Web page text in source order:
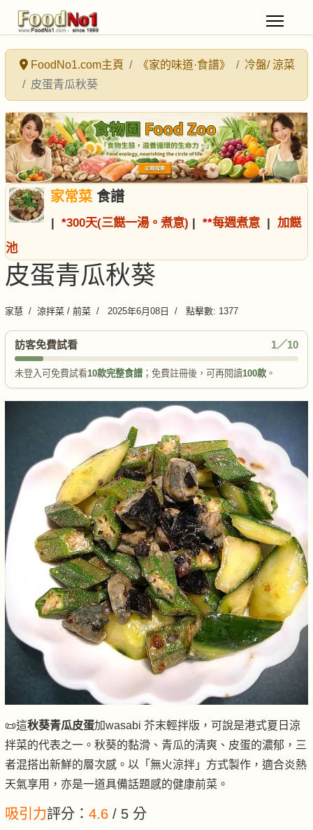
FoodNo1.com主頁 《家的味道·食譜》
冷盤/ 涼菜
皮蛋青瓜秋葵
家常菜食譜
| *300天(三餸一湯。煮意) | **每週煮意 | 加餸
池
皮蛋青瓜秋葵
家慧 涼拌菜 / 前菜 2025年6月08日 點擊數: 1377
訪客免費試看 1／10
未登入可免費試看10款完整食譜 ；免費註冊後，可再閱讀100款 。
📜這秋葵青瓜皮蛋加wasabi 芥末輕拌版，可說是港式夏日涼
拌菜的代表之一。秋葵的黏滑、青瓜的清爽、皮蛋的濃郁，三
者混搭出新鮮的層次感。以「無火涼拌」方式製作，適合炎熱
天氣享用，亦是一道具備話題感的健康前菜。
吸引力評分： 4.6 / 5 分